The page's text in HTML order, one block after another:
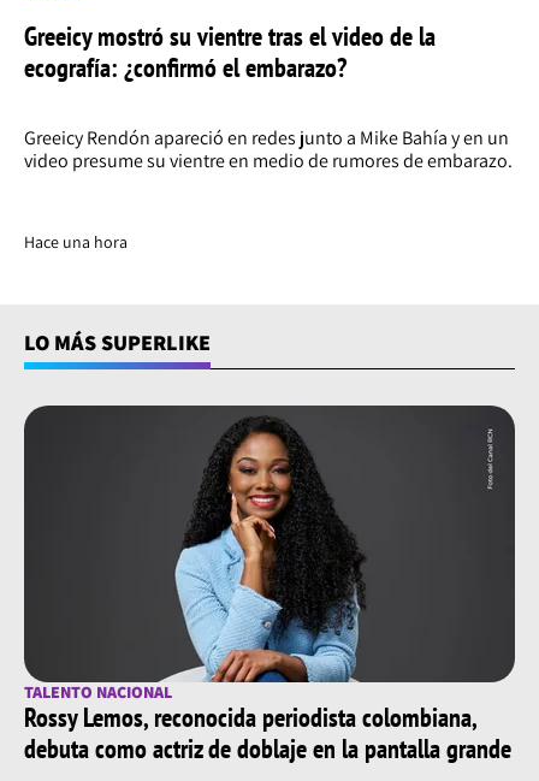
Greeicy mostró su vientre tras el video de la
ecografía: ¿confirmó el embarazo?
Greeicy Rendón apareció en redes junto a Mike Bahía y en un
video presume su vientre en medio de rumores de embarazo.
Hace una hora
LO MÁS SUPERLIKE
TALENTO NACIONAL
Rossy Lemos, reconocida periodista colombiana,
debuta como actriz de doblaje en la pantalla grande